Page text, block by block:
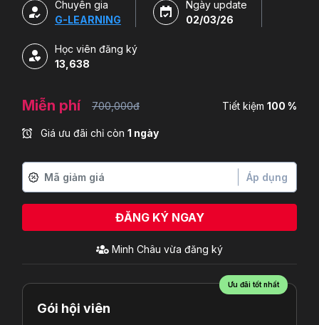
một cách hấp dẫn và sinh động hơn. Chỉ với hơn 3h
học powerpoint miễn phí cùng Gitiho bạn sẽ có thể
học.
Chuyên gia
G-LEARNING
Ngày update
02/03/26
Học viên đăng ký
13,638
Miễn phí 700,000đ Tiết kiệm 100 %
Giá ưu đãi chỉ còn 1 ngày
Áp dụng
ĐĂNG KÝ NGAY
Minh Châu vừa đăng ký
Ưu đãi tốt nhất
Gói hội viên